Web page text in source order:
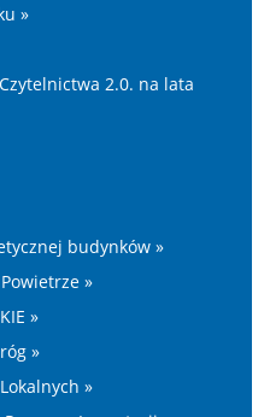
»
2.0. na lata
budynków »
»
»
»
»